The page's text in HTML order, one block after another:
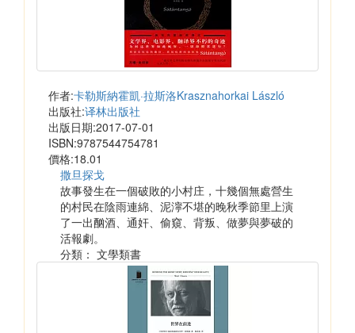
作者:卡勒斯納霍凱·拉斯洛Krasznahorkai László
出版社:译林出版社
出版日期:2017-07-01
ISBN:9787544754781
價格:18.01
撒旦探戈
故事發生在一個破敗的小村庄，十幾個無處營生
的村民在陰雨連綿、泥濘不堪的晚秋季節里上演
了一出酗酒、通奸、偷窺、背叛、做夢與夢破的
活報劇。
分類： 文學類書